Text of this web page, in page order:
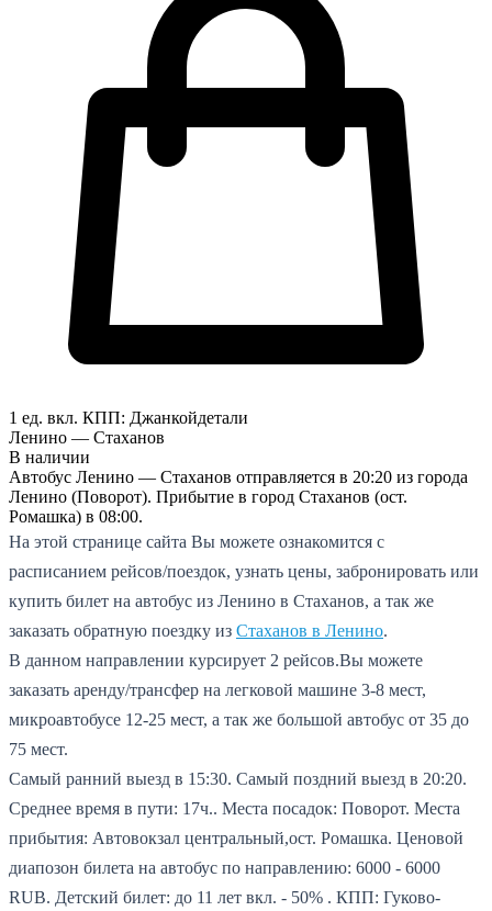
1 ед. вкл. КПП: Джанкойдетали
Ленино — Стаханов
В наличии
Автобус Ленино — Стаханов отправляется в 20:20 из города
Ленино (Поворот). Прибытие в город Стаханов (ост.
Ромашка) в 08:00.
На этой странице сайта Вы можете ознакомится с
расписанием рейсов/поездок, узнать цены, забронировать или
купить билет на автобус из Ленино в Стаханов, а так же
заказать обратную поездку из Стаханов в Ленино.
В данном направлении курсирует 2 рейсов.Вы можете
заказать аренду/трансфер на легковой машине 3-8 мест,
микроавтобусе 12-25 мест, а так же большой автобус от 35 до
75 мест.
Самый ранний выезд в 15:30. Самый поздний выезд в 20:20.
Среднее время в пути: 17ч.. Места посадок: Поворот. Места
прибытия: Автовокзал центральный,ост. Ромашка. Ценовой
диапозон билета на автобус по направлению: 6000 - 6000
RUB. Детский билет: до 11 лет вкл. - 50% . КПП: Гуково-